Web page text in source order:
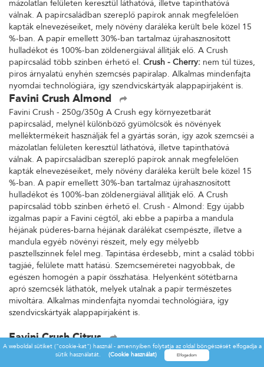
mázolatlan felületen keresztül láthatóvá, illetve tapinthatóvá
válnak. A papírcsaládban szereplő papírok annak megfelelően
kapták elnevezéseiket, mely növény daráléka került bele közel 15
%-ban. A papír emellett 30%-ban tartalmaz újrahasznosított
hulladékot és 100%-ban zöldenergiával állítják elő. A Crush
papírcsalád több színben érhető el. Crush - Cherry: nem túl tüzes,
piros árnyalatú enyhén szemcsés papíralap. Alkalmas mindenfajta
nyomdai technológiára, így szendvicskártyák alappapírjaként is.
Favini Crush Almond
Favini Crush - 250g/350g A Crush egy környezetbarát
papírcsalád, melynél különböző gyümölcsök és növények
melléktermékeit használják fel a gyártás során, így azok szemcséi a
mázolatlan felületen keresztül láthatóvá, illetve tapinthatóvá
válnak. A papírcsaládban szereplő papírok annak megfelelően
kapták elnevezéseiket, mely növény daráléka került bele közel 15
%-ban. A papír emellett 30%-ban tartalmaz újrahasznosított
hulladékot és 100%-ban zöldenergiával állítják elő. A Crush
papírcsalád több színben érhető el. Crush - Almond: Egy újabb
izgalmas papír a Favini cégtől, aki ebbe a papírba a mandula
héjának púderes-barna héjának darálékat csempészte, illetve a
mandula egyéb növényi részeit, mely egy mélyebb
pasztellszínnek felel meg. Tapintása érdesebb, mint a család többi
tagjáé, felülete matt hatású. Szemcseméretei nagyobbak, de
egészen homogén a papír összhatása. Helyenként sötétbarna
apró szemcsék láthatók, melyek utalnak a papír természetes
mivoltára. Alkalmas mindenfajta nyomdai technológiára, így
szendvicskártyák alappapírjaként is.
Favini Crush Citrus
Favini Crush - 250g/350g A Crush egy környezetbarát
papírcsalád, melynél különböző gyümölcsök és növények
A weboldal sütiket ("cookie-kat") használ - amennyiben folytatja az oldal böngészését elfogadja a
sütik használatát.
(Cookie használat)